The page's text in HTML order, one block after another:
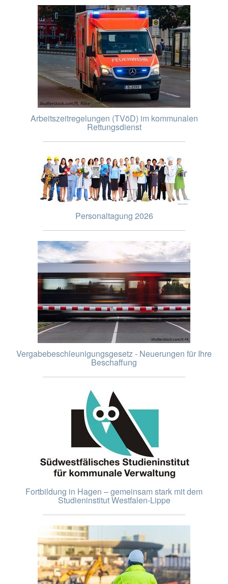
Arbeitszeitregelungen (TVöD) im kommunalen
Rettungsdienst
Personaltagung 2026
Vergabebeschleunigungsgesetz - Neuerungen für Ihre
Beschaffung
Fortbildung in Hagen – gemeinsam stark mit dem
Studieninstitut Westfalen-Lippe